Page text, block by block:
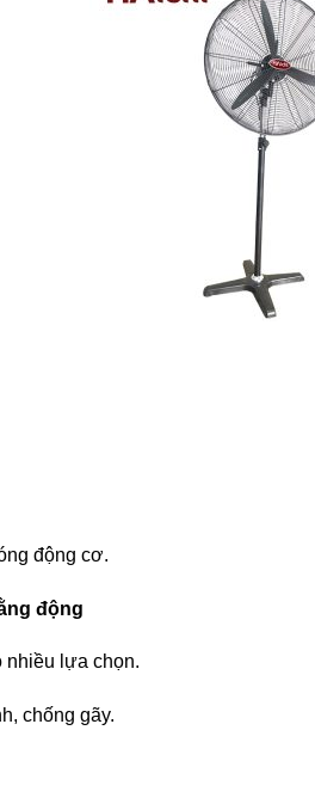
động cơ.
động
nhiều lựa chọn.
chống gãy.